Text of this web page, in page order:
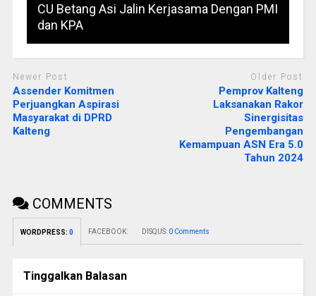
CU Betang Asi Jalin Kerjasama Dengan PMI
dan KPA
Newer Post
Assender Komitmen
Perjuangkan Aspirasi
Masyarakat di DPRD
Kalteng
Older Post
Pemprov Kalteng
Laksanakan Rakor
Sinergisitas
Pengembangan
Kemampuan ASN Era 5.0
Tahun 2024
COMMENTS
WORDPRESS: 0 FACEBOOK: DISQUS: 0 Comments
Tinggalkan Balasan